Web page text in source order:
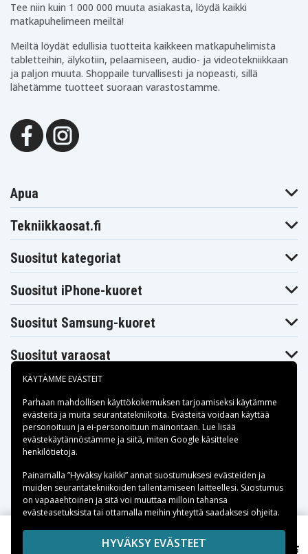
Tee niin kuin 1 000 000 muuta asiakasta, löydä kaikki
matkapuhelimeen meiltä!
Meiltä löydät edullisia tuotteita kaikkeen matkapuhelimista
tabletteihin, älykotiin, pelaamiseen, audio- ja videotekniikkaan
ja paljon muuta. Shoppaile turvallisesti ja nopeasti, sillä
lähetämme tuotteet suoraan varastostamme.
Apua
Tekniikkaosat.fi
Suositut kategoriat
Suositut iPhone-kuoret
Suositut Samsung-kuoret
Suositut varaosat
Maksuvaihtoehdot
Toimitusvaihtoehdot
Copyright © 2026, Spares Nordic AB
KÄYTÄMME EVÄSTEIT
Parhaan mahdollisen käyttökokemuksen tarjoamiseksi käytämme
evästeitä ja muita seurantatekniikoita. Evästeitä voidaan käyttää
personoituun ja ei-personoituun mainontaan. Lue lisää
evästekäytännöstämme ja siitä, miten Google käsittelee
henkilötietoja.
Painamalla ”Hyväksy kaikki” annat suostumuksesi evästeiden ja
muiden seurantatekniikoiden tallentamiseen laitteellesi. Suostumus
on vapaaehtoinen ja sitä voi muuttaa milloin tahansa
evästeasetuksista tai ottamalla meihin yhteyttä saadaksesi ohjeita.
HYVÄKSY EVÄSTEET